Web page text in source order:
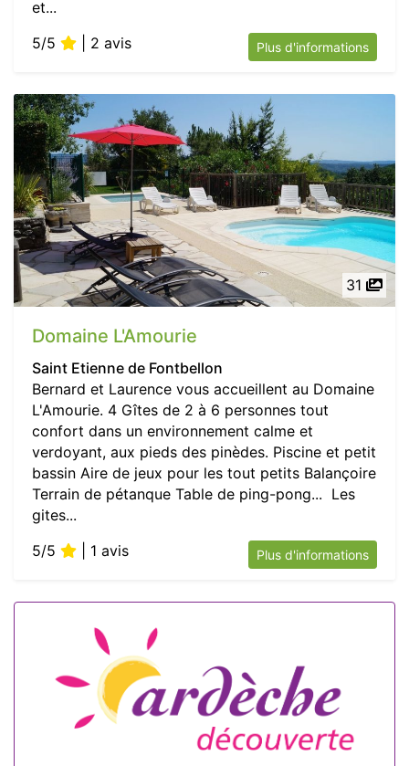
et...
5/5
| 2 avis Plus d'informations
31
Domaine L'Amourie
Saint Etienne de Fontbellon
Bernard et Laurence vous accueillent au Domaine
L'Amourie. 4 Gîtes de 2 à 6 personnes tout
confort dans un environnement calme et
verdoyant, aux pieds des pinèdes. Piscine et petit
bassin Aire de jeux pour les tout petits Balançoire
Terrain de pétanque Table de ping-pong... Les
gites...
5/5
| 1 avis Plus d'informations